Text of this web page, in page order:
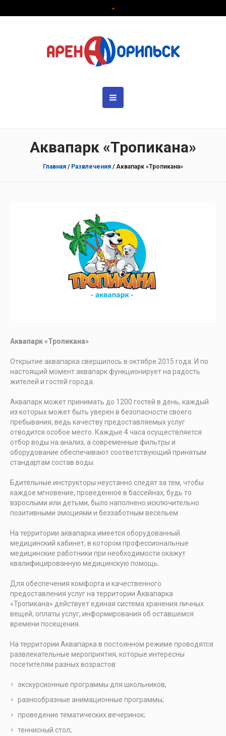
Аквапарк «Тропикана»
Главная / Развлечения /Аквапарк «Тропикана»
Аквапарк «Тропикана»
Открытие аквапарка свершилось в октябре 2015 года. И по
настоящий момент аквапарк функционирует на радость
жителей и гостей города.
Аквапарк может принимать до 1200 гостей в день, каждый
из которых может быть уверен в безопасности своего
пребывания, ведь качеству предоставляемых услуг
отводится особое место. Каждые 4 часа осуществляется
отбор воды на анализ, а современные фильтры и
оборудование обеспечивают соответствующий принятым
стандартам состав воды.
Бдительные инструкторы неустанно следят за тем, чтобы
каждое мгновение, проведенное в бассейнах, будь то
взрослыми или детьми, было наполнено исключительно
позитивными эмоциями и беззаботным весельем.
На территории аквапарка имеется оборудованный
медицинский кабинет, в котором профессиональные
медицинские работники при необходимости окажут
квалифицированную медицинскую помощь.
Для обеспечения комфорта и качественного
предоставления услуг на территории Аквапарка
«Тропикана» действует единая система хранения личных
вещей, оплаты услуг, информирования об оставшемся
времени посещения.
На территории Аквапарка в постоянном режиме проводятся
развлекательные мероприятия, которые интересны
посетителям разных возрастов:
экскурсионные программы для школьников;
разнообразные анимационные программы;
проведение тематических вечеринок;
теннисный стол;